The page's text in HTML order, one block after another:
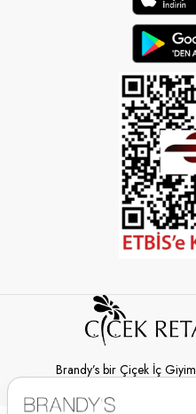
Brandy’s bir Çiçek İç
© 2026 Brandy’s |